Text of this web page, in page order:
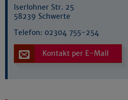
Iserlohner Str. 25
58239 Schwerte
Telefon: 02304 755-254
Kontakt per E-Mail